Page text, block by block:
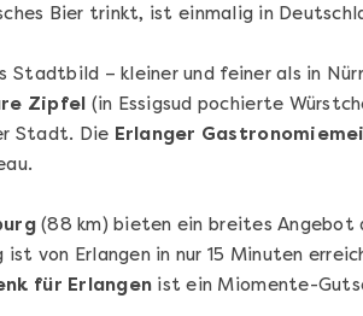
Pizza@Home
Kneten und dem perfekten
ideale im Online-Kochkurs
Bier trinkt, ist einmalig in
Stadtbild – kleiner und feiner als in
Zipfel (in Essigsud pochierte
Stadt. Die Erlanger
(88 km) bieten ein breites Angebot
ist von Erlangen in nur 15 Minuten
für Erlangen ist ein Miomente-